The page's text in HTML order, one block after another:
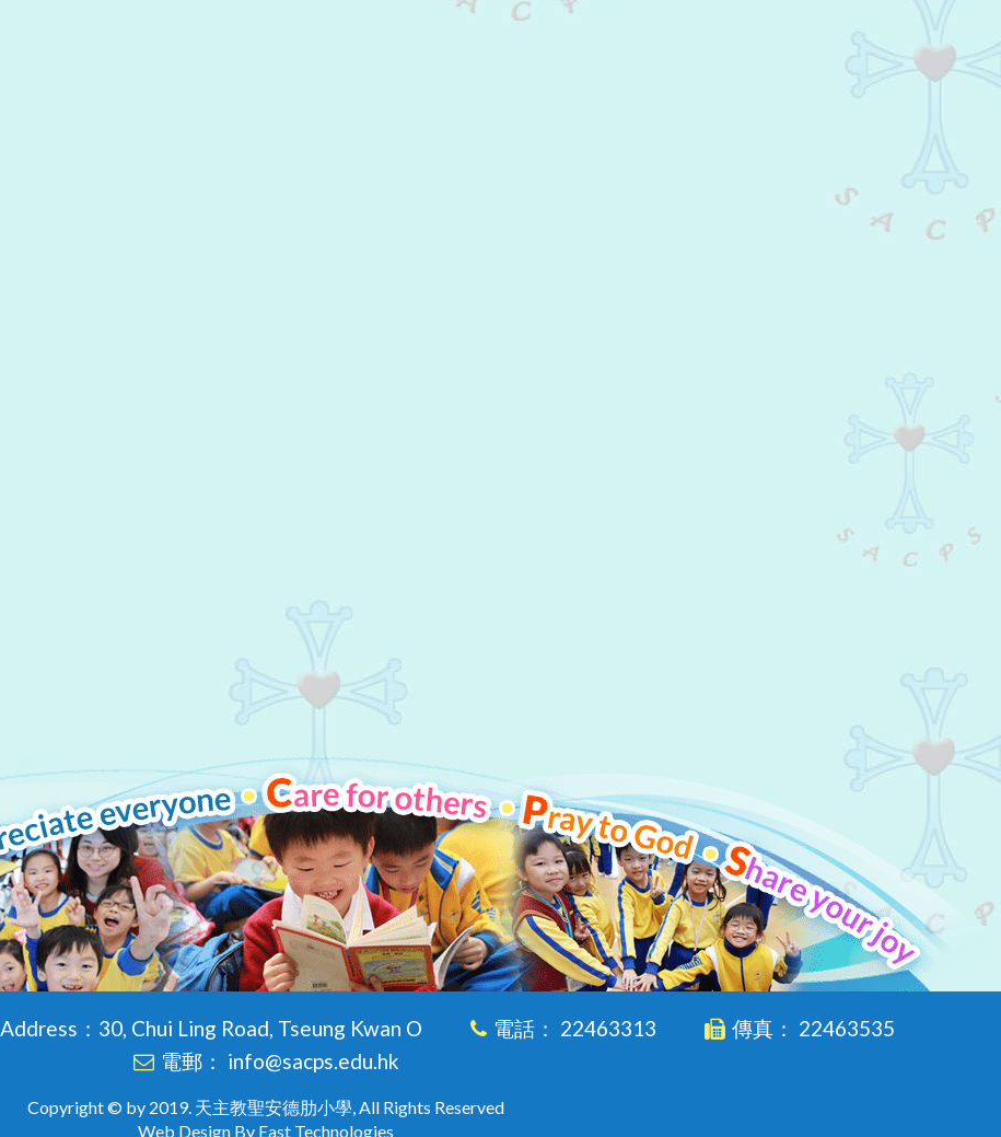
Address：30, Chui Ling Road, Tseung Kwan O 電話： 22463313
傳真： 22463535
電郵： info@sacps.edu.hk
Copyright © by 2019. 天主教聖安德肋小學, All Rights Reserved
Web Design By East Technologies